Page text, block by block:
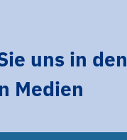
uns in den
Medien